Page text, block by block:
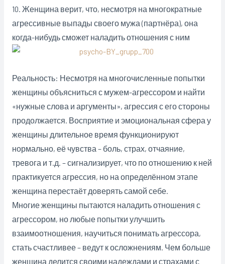
10. Женщина верит, что, несмотря на многократные
агрессивные выпады своего мужа (партнёра), она
когда-нибудь сможет наладить отношения с ним
Реальность: Несмотря на многочисленные попытки
женщины объясниться с мужем-агрессором и найти
«нужные слова и аргументы», агрессия с его стороны
продолжается. Восприятие и эмоциональная сфера у
женщины длительное время функционируют
нормально, её чувства – боль, страх, отчаяние,
тревога и т.д. – сигнализирует, что по отношению к ней
практикуется агрессия, но на определённом этапе
женщина перестаёт доверять самой себе.
Многие женщины пытаются наладить отношения с
агрессором, но любые попытки улучшить
взаимоотношения, научиться понимать агрессора,
стать счастливее – ведут к осложнениям. Чем больше
женщина делится своими надеждами и страхами с